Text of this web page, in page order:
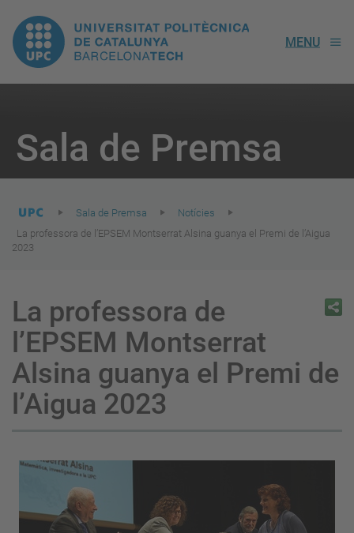
UPC.
Universitat
de
Catalunya
MENU
Sala de Premsa
here:
Sala de Premsa
Notícies
La professora de l’EPSEM Montserrat Alsina guanya el Premi de l’Aigua
2023
La professora de
l’EPSEM Montserrat
Alsina guanya el Premi de
l’Aigua 2023